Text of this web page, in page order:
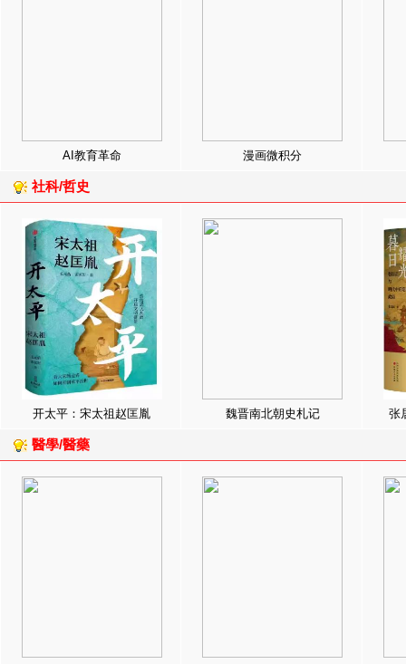
AI教育革命 漫画微积分
社科/哲史
开太平：宋太祖赵匡胤 魏晋南北朝史札记 张
醫學/醫藥